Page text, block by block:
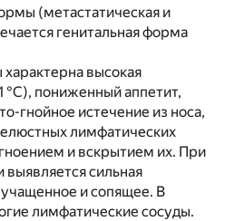
(метастатическая и
генитальная форма
высокая
°С), пониженный аппетит,
гнойное истечение из носа,
лимфатических
и вскрытием их. При
выявляется сильная
и сопящее. В
лимфатические сосуды.